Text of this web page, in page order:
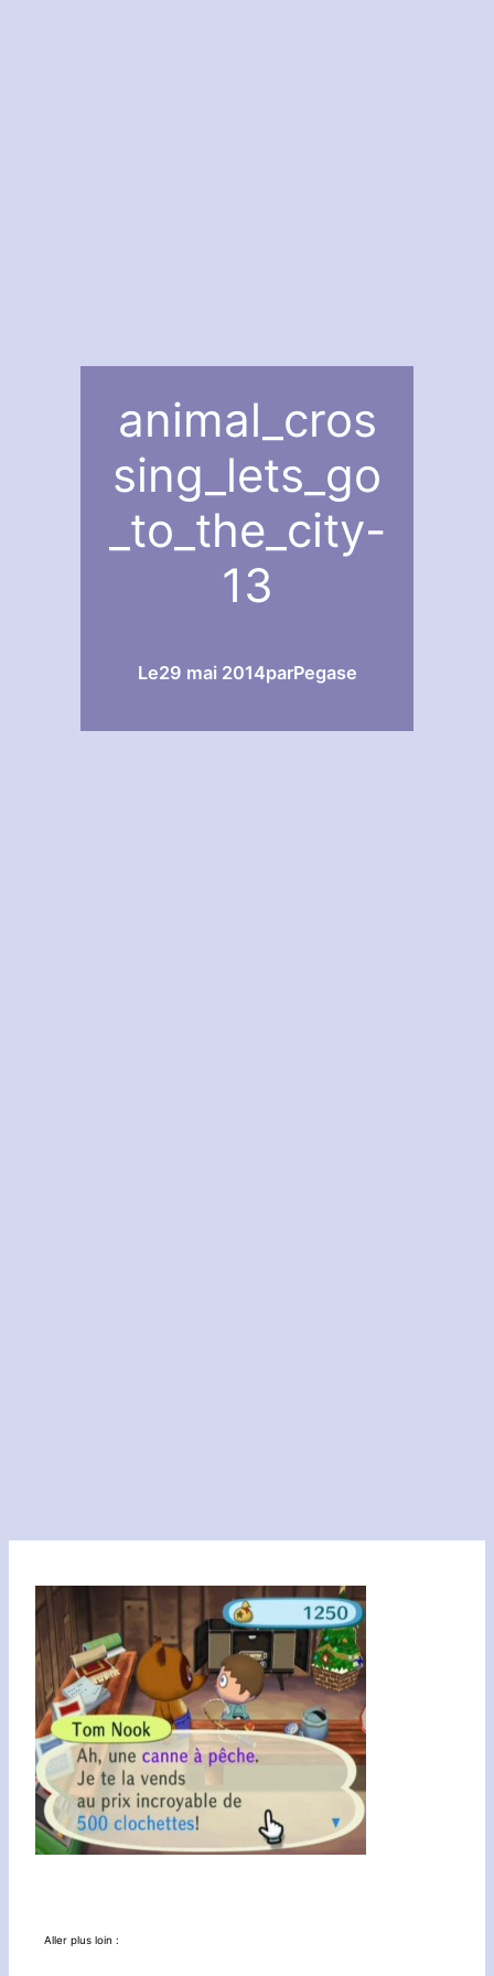
animal_cros
sing_lets_go
_to_the_city-
13
Le29 mai 2014parPegase
Aller plus loin :